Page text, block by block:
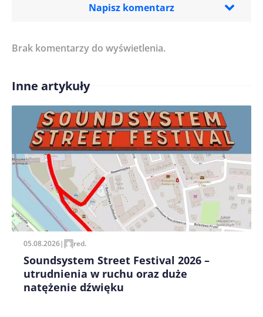
Napisz komentarz
Treść komentarza*
Imię/ Nick*
Zapamiętaj moje dane w tej przeglądarce podczas
pisania kolejnych komentarzy.
Brak komentarzy do wyświetlenia.
Inne artykuły
05.08.2026| red.
Soundsystem Street Festival 2026 –
utrudnienia w ruchu oraz duże
natężenie dźwięku